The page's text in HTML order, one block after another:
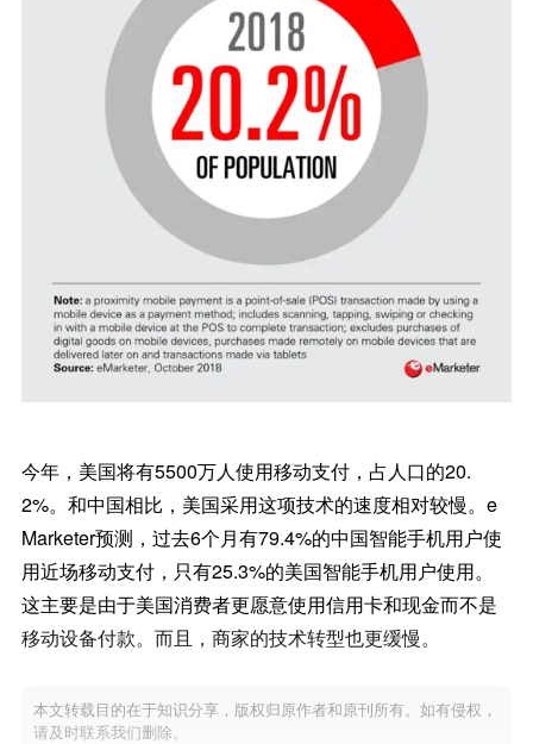
今年，美国将有5500万人使用移动支付，占人口的20.
2%。和中国相比，美国采用这项技术的速度相对较慢。e
Marketer预测，过去6个月有79.4%的中国智能手机用户使
用近场移动支付，只有25.3%的美国智能手机用户使用。
这主要是由于美国消费者更愿意使用信用卡和现金而不是
移动设备付款。而且，商家的技术转型也更缓慢。
本文转载目的在于知识分享，版权归原作者和原刊所有。如有侵权，
请及时联系我们删除。